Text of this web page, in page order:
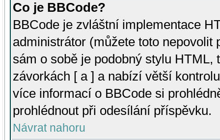
Co je BBCode?
BBCode je zvláštní implementace
administrátor (můžete toto
sám o sobě je podobný stylu HTML,
závorkách [ a ] a nabízí větší
více informací o BBCode si
prohlédnout při odesílání příspěvku.
Návrat nahoru